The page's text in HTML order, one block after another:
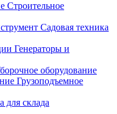
Строительное
Садовая техника
Генераторы и
оборудование
Грузоподъемное
для склада